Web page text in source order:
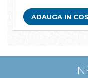
ADAUGA IN COS